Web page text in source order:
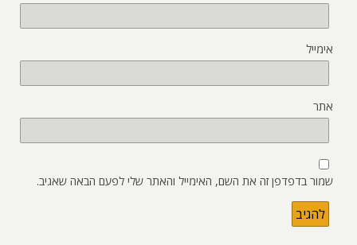
אימייל
אתר
שמור בדפדפן זה את השם, האימייל והאתר שלי לפעם הבאה שאגיב.